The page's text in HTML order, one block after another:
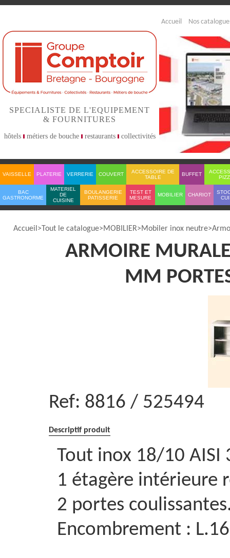
Accueil Nos
SPECIALISTE DE L'EQUIPEMENT
& FOURNITURES
hôtels métiers de bouche restaurants collectivités
VAISSELLE PLATERIE VERRERIE COUVERT
ACCESSOIRE DE
TABLE
BUFFET
BAC
GASTRONORME
MATERIEL
DE
CUISINE
BOULANGERIE
PATISSERIE
TEST ET
MESURE
MOBILIER CHARIOT
Accueil Tout le catalogue MOBILIER Mobiler inox neutre
ARMOIRE
MM
Ref: 8816 / 525494
Descriptif produit
Tout inox 18/10 AISI
1 étagère intérieure
2 portes
Encombrement :